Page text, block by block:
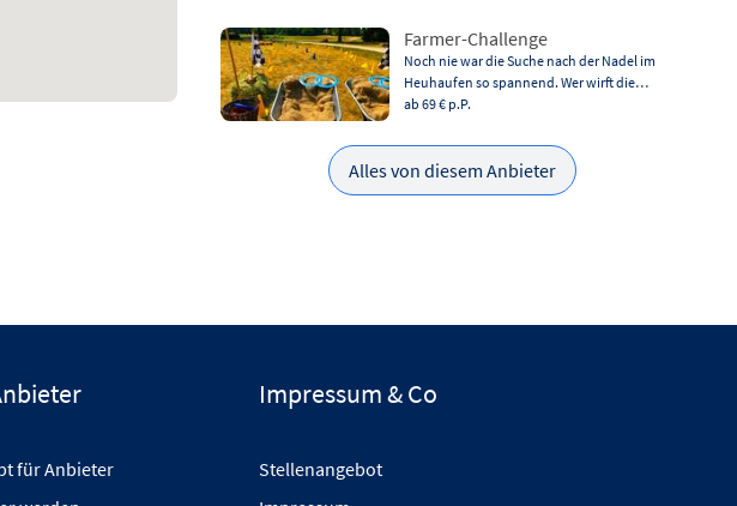
Farmer-Challenge
Noch nie war die Suche nach der Nadel im
Heuhaufen so spannend. Wer wirft die…
ab 69 € p.P.
Alles von diesem Anbieter
für Anbieter
Impressum & Co
Stellenangebot